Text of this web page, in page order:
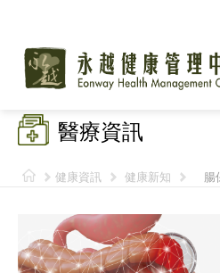
醫療資訊
健康資訊 健康新知 腸